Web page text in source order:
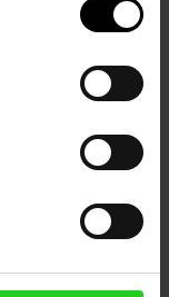
ist überall dort
Nahrungsmittel